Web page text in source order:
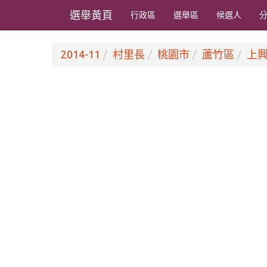
選舉黃頁 行政區 選舉區 候選人
2014-11 村里長 桃園市 蘆竹區 上